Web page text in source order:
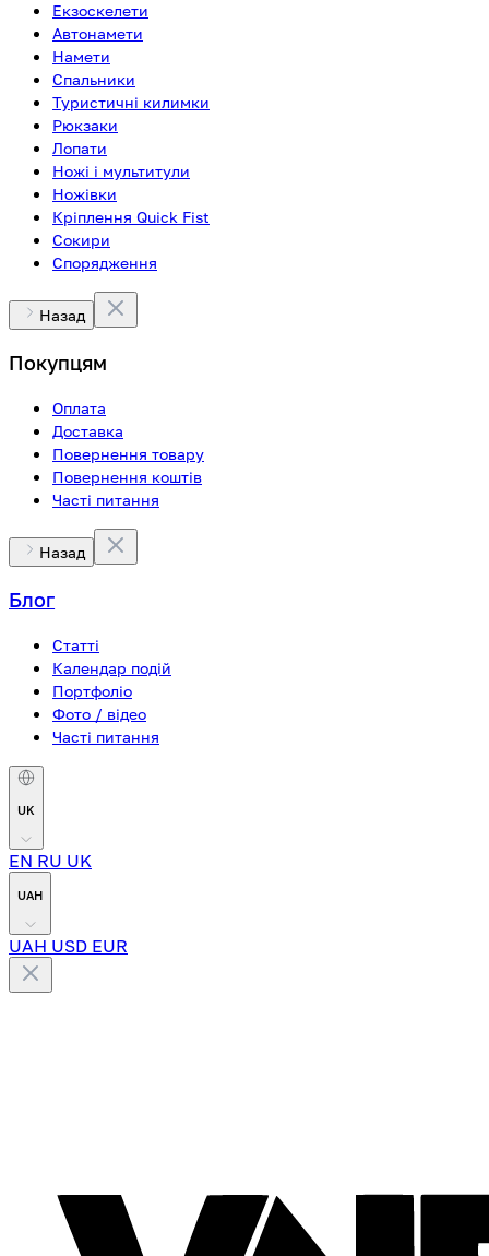
Екзоскелети
Автонамети
Намети
Спальники
Туристичні килимки
Рюкзаки
Лопати
Ножі і мультитули
Ножівки
Кріплення Quick Fist
Сокири
Спорядження
Назад
Покупцям
Оплата
Доставка
Повернення товару
Повернення коштів
Часті питання
Назад
Блог
Статті
Календар подій
Портфоліо
Фото / відео
Часті питання
UK
EN RU UK
UAH
UAH USD EUR